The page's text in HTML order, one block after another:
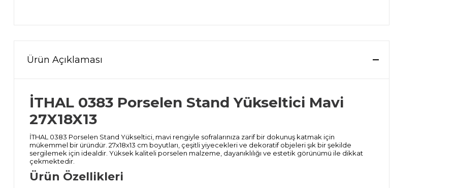
Ürün Açıklaması
İTHAL 0383 Porselen Stand Yükseltici Mavi
27X18X13
İTHAL 0383 Porselen Stand Yükseltici, mavi rengiyle sofralarınıza zarif bir dokunuş katmak için
mükemmel bir üründür. 27x18x13 cm boyutları, çeşitli yiyecekleri ve dekoratif objeleri şık bir şekilde
sergilemek için idealdir. Yüksek kaliteli porselen malzeme, dayanıklılığı ve estetik görünümü ile dikkat
çekmektedir.
Ürün Özellikleri